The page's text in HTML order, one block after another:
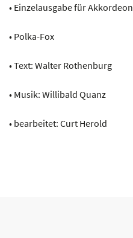
• Einzelausgabe für Akkordeon
• Polka-Fox
• Text: Walter Rothenburg
• Musik: Willibald Quanz
• bearbeitet: Curt Herold